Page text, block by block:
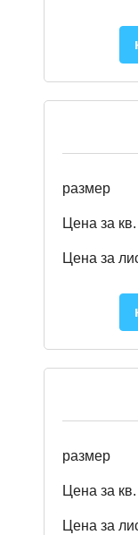
размер
Цена за
Цена за
размер
Цена за
Цена за